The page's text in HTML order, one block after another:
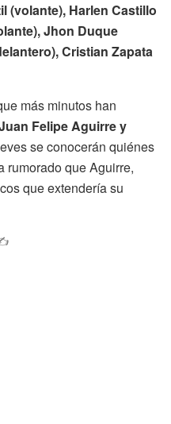
(volante), Harlen Castillo
Jhon Duque
Cristian Zapata
más minutos han
Felipe Aguirre y
se conocerán quiénes
rumorado que Aguirre,
que extendería su